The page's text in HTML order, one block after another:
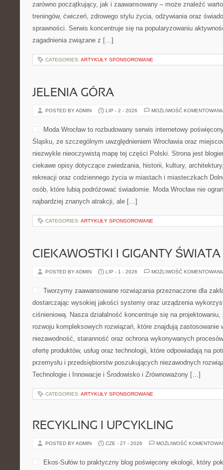
zarówno początkujący, jak i zaawansowany – może znaleźć
treningów, ćwiczeń, zdrowego stylu życia, odżywiania oraz
sprawności. Serwis koncentruje się na popularyzowaniu
zagadnienia związane z […]
CATEGORIES: ARTYKUŁY SPONSOROWANE
JELENIA GÓRA
POSTED BY ADMIN LIP - 2 - 2026 MOŻLIWOŚĆ
Moda Wrocław to rozbudowany serwis internetowy
Śląsku, ze szczególnym uwzględnieniem Wrocławia oraz
niezwykle nieoczywistą mapę tej części Polski. Strona jest
ciekawe opisy dotyczące zwiedzania, historii, kultury,
rekreacji oraz codziennego życia w miastach i miasteczkach
osób, które lubią podróżować świadomie. Moda Wrocław nie
najbardziej znanych atrakcji, ale […]
CATEGORIES: ARTYKUŁY SPONSOROWANE
CIEKAWOSTKI I GIGANTY ŚWIATA
POSTED BY ADMIN LIP - 1 - 2026 MOŻLIWOŚĆ
Tworzymy zaawansowane rozwiązania przeznaczone dla
dostarczając wysokiej jakości systemy oraz urządzenia
ciśnieniową. Nasza działalność koncentruje się na
rozwoju kompleksowych rozwiązań, które znajdują
niezawodność, staranność oraz ochrona wykonywanych
ofertę produktów, usług oraz technologii, które odpowiadają na
przemysłu i przedsiębiorstw poszukujących niezawodnych
Technologie i Innowacje i Środowisko i Zrównoważony […]
CATEGORIES: ARTYKUŁY SPONSOROWANE
RECYKLING I UPCYKLING
POSTED BY ADMIN CZE - 27 - 2026 MOŻLIWOŚĆ
Ekos-Sułów to praktyczny blog poświęcony ekologii, który